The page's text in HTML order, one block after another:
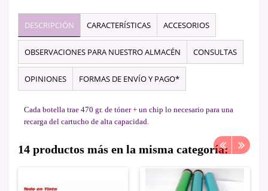
DESCRIPCIÓN CARACTERÍSTICAS ACCESORIOS
OBSERVACIONES PARA NUESTRO ALMACÉN CONSULTAS
OPINIONES FORMAS DE ENVÍO Y PAGO*
Cada botella trae 470 gr. de tóner + un chip lo necesario para una
recarga del cartucho de alta capacidad.
14 productos más en la misma categoría: